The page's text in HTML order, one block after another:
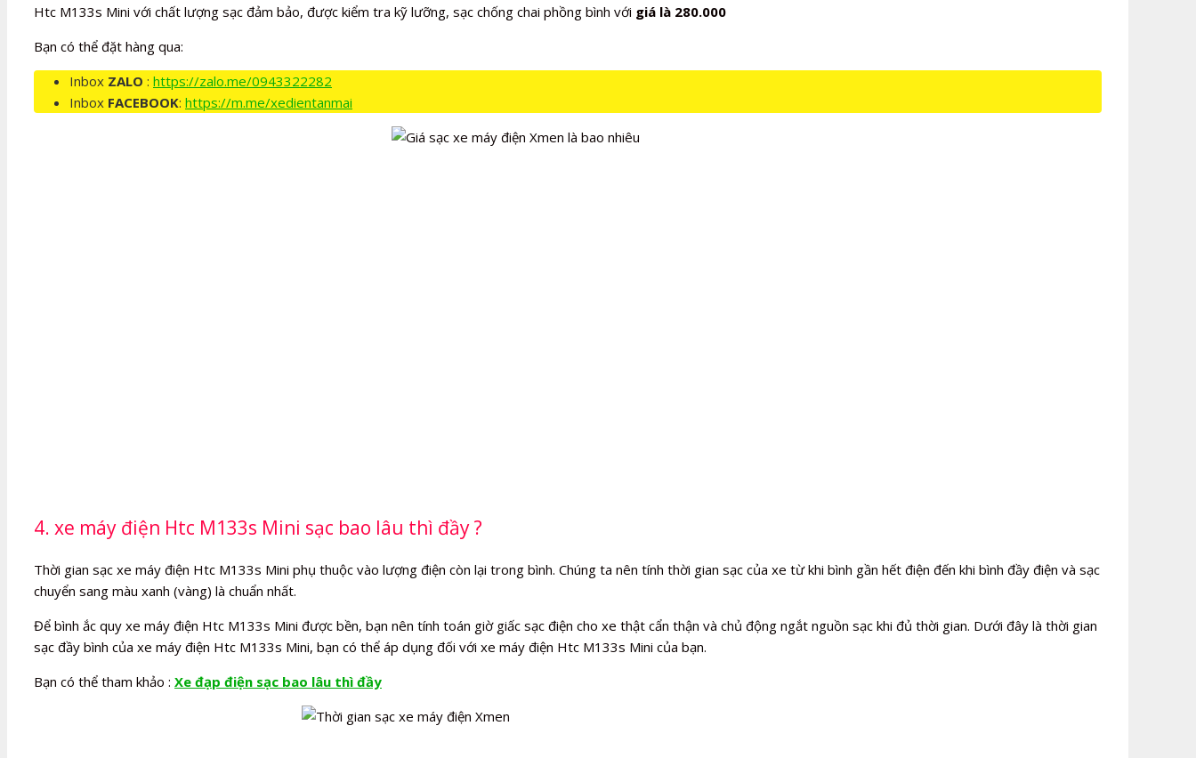
Htc M133s Mini với chất lượng sạc đảm bảo, được kiểm tra kỹ lưỡng, sạc chống chai phồng bình với giá là 280.000
Bạn có thể đặt hàng qua:
Inbox ZALO : https://zalo.me/0943322282
Inbox FACEBOOK: https://m.me/xedientanmai
4. xe máy điện Htc M133s Mini sạc bao lâu thì đầy ?
Thời gian sạc xe máy điện Htc M133s Mini phụ thuộc vào lượng điện còn lại trong bình. Chúng ta nên tính thời gian sạc của xe từ khi bình gần hết điện đến khi bình đầy điện và sạc
chuyển sang màu xanh (vàng) là chuẩn nhất.
Để bình ắc quy xe máy điện Htc M133s Mini được bền, bạn nên tính toán giờ giấc sạc điện cho xe thật cẩn thận và chủ động ngắt nguồn sạc khi đủ thời gian. Dưới đây là thời gian
sạc đầy bình của xe máy điện Htc M133s Mini, bạn có thể áp dụng đối với xe máy điện Htc M133s Mini của bạn.
Bạn có thể tham khảo : Xe đạp điện sạc bao lâu thì đầy